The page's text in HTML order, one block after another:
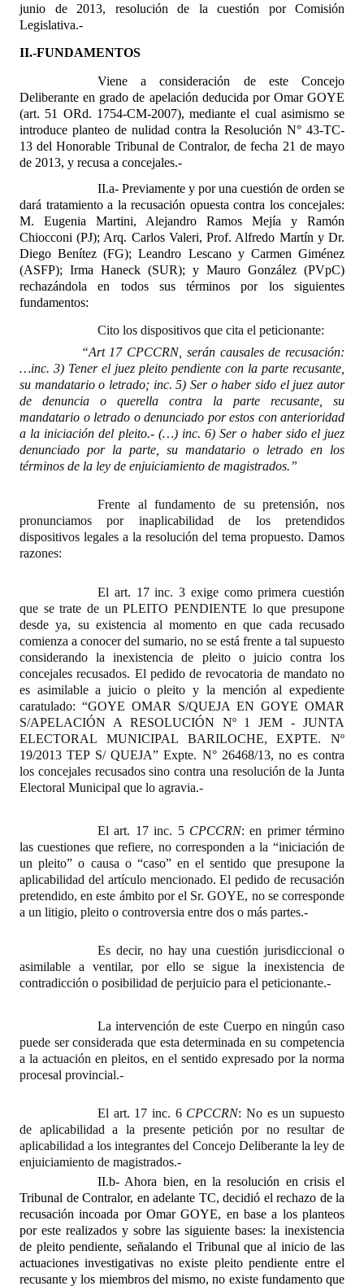
Premio al Mérito - Registro
Mujeres que Dejaron Huellas - Registro
Periodistas Decanos - Registro
Ciudadano Ilustre - Registro
Huéspedes de Honor - Registro
Antiguos Pobladores - Registro
Reconocimientos - Registro
Bariloche, Municipio intercultural
REFORMA DE LA CARTA ORGÁNICA
junio de 2013, resolución de la cuestión por Comisión
Legislativa.-
II.-FUNDAMENTOS
Viene a consideración de este Concejo
Deliberante en grado de apelación deducida por Omar GOYE
(art. 51 ORd. 1754-CM-2007), mediante el cual asimismo se
introduce planteo de nulidad contra la Resolución N° 43-TC-
13 del Honorable Tribunal de Contralor, de fecha 21 de mayo
de 2013, y recusa a concejales.-
II.a- Previamente y por una cuestión de orden se
dará tratamiento a la recusación opuesta contra los concejales:
M. Eugenia Martini, Alejandro Ramos Mejía y Ramón
Chiocconi (PJ); Arq. Carlos Valeri, Prof. Alfredo Martín y Dr.
Diego Benítez (FG); Leandro Lescano y Carmen Giménez
(ASFP); Irma Haneck (SUR); y Mauro González (PVpC)
rechazándola en todos sus términos por los siguientes
fundamentos:
Cito los dispositivos que cita el peticionante:
“Art 17 CPCCRN, serán causales de recusación:
…inc. 3) Tener el juez pleito pendiente con la parte recusante,
su mandatario o letrado; inc. 5) Ser o haber sido el juez autor
de denuncia o querella contra la parte recusante, su
mandatario o letrado o denunciado por estos con anterioridad
a la iniciación del pleito.- (…) inc. 6) Ser o haber sido el juez
denunciado por la parte, su mandatario o letrado en los
términos de la ley de enjuiciamiento de magistrados.”
Frente al fundamento de su pretensión, nos
pronunciamos por inaplicabilidad de los pretendidos
dispositivos legales a la resolución del tema propuesto. Damos
razones:
El art. 17 inc. 3 exige como primera cuestión
que se trate de un PLEITO PENDIENTE lo que presupone
desde ya, su existencia al momento en que cada recusado
comienza a conocer del sumario, no se está frente a tal supuesto
considerando la inexistencia de pleito o juicio contra los
concejales recusados. El pedido de revocatoria de mandato no
es asimilable a juicio o pleito y la mención al expediente
caratulado: “GOYE OMAR S/QUEJA EN GOYE OMAR
S/APELACIÓN A RESOLUCIÓN Nº 1 JEM - JUNTA
ELECTORAL MUNICIPAL BARILOCHE, EXPTE. Nº
19/2013 TEP S/ QUEJA” Expte. N° 26468/13, no es contra
los concejales recusados sino contra una resolución de la Junta
Electoral Municipal que lo agravia.-
El art. 17 inc. 5 CPCCRN: en primer término
las cuestiones que refiere, no corresponden a la “iniciación de
un pleito” o causa o “caso” en el sentido que presupone la
aplicabilidad del artículo mencionado. El pedido de recusación
pretendido, en este ámbito por el Sr. GOYE, no se corresponde
a un litigio, pleito o controversia entre dos o más partes.-
Es decir, no hay una cuestión jurisdiccional o
asimilable a ventilar, por ello se sigue la inexistencia de
contradicción o posibilidad de perjuicio para el peticionante.-
La intervención de este Cuerpo en ningún caso
puede ser considerada que esta determinada en su competencia
a la actuación en pleitos, en el sentido expresado por la norma
procesal provincial.-
El art. 17 inc. 6 CPCCRN: No es un supuesto
de aplicabilidad a la presente petición por no resultar de
aplicabilidad a los integrantes del Concejo Deliberante la ley de
enjuiciamiento de magistrados.-
II.b- Ahora bien, en la resolución en crisis el
Tribunal de Contralor, en adelante TC, decidió el rechazo de la
recusación incoada por Omar GOYE, en base a los planteos
por este realizados y sobre las siguiente bases: la inexistencia
de pleito pendiente, señalando el Tribunal que al inicio de las
actuaciones investigativas no existe pleito pendiente entre el
recusante y los miembros del mismo, no existe fundamento que